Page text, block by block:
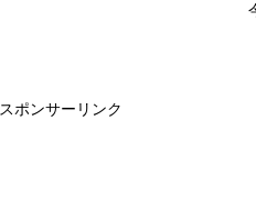
スポンサーリンク